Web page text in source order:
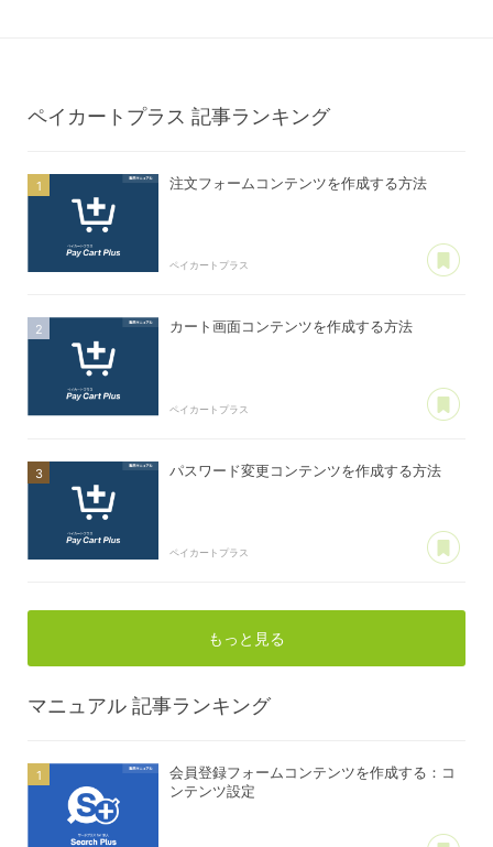
ペイカートプラス 記事ランキング
注文フォームコンテンツを作成する方法
ペイカートプラス
カート画面コンテンツを作成する方法
ペイカートプラス
パスワード変更コンテンツを作成する方法
ペイカートプラス
もっと見る
マニュアル 記事ランキング
会員登録フォームコンテンツを作成する：コ
ンテンツ設定